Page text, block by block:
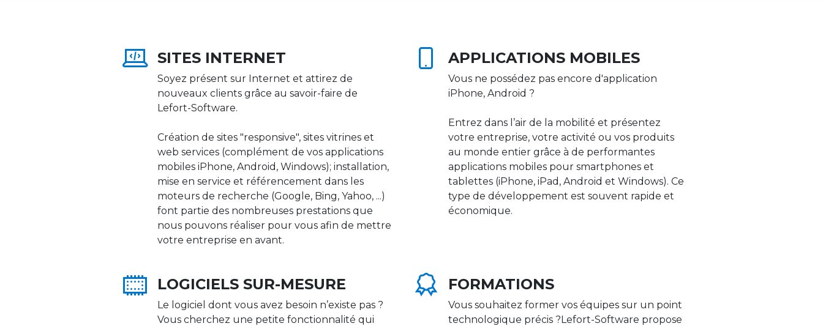
SITES INTERNET
Soyez présent sur Internet et attirez de
nouveaux clients grâce au savoir-faire de
Lefort-Software.
Création de sites "responsive", sites vitrines et
web services (complément de vos applications
mobiles iPhone, Android, Windows); installation,
mise en service et référencement dans les
moteurs de recherche (Google, Bing, Yahoo, ...)
font partie des nombreuses prestations que
nous pouvons réaliser pour vous afin de mettre
votre entreprise en avant.
APPLICATIONS MOBILES
Vous ne possédez pas encore d'application
iPhone, Android ?
Entrez dans l’air de la mobilité et présentez
votre entreprise, votre activité ou vos produits
au monde entier grâce à de performantes
applications mobiles pour smartphones et
tablettes (iPhone, iPad, Android et Windows). Ce
type de développement est souvent rapide et
économique.
LOGICIELS SUR-MESURE
Le logiciel dont vous avez besoin n’existe pas ?
Vous cherchez une petite fonctionnalité qui
FORMATIONS
Vous souhaitez former vos équipes sur un point
technologique précis ?Lefort-Software propose